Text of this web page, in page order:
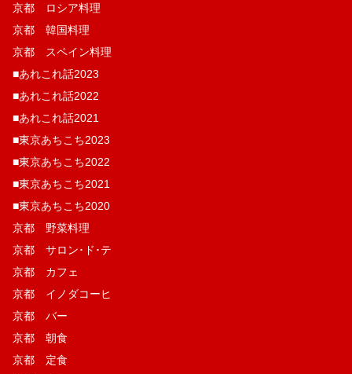
京都 ロシア料理
京都 韓国料理
京都 スペイン料理
■あれこれ話2023
■あれこれ話2022
■あれこれ話2021
■東京あちこち2023
■東京あちこち2022
■東京あちこち2021
■東京あちこち2020
京都 野菜料理
京都 サロン･ド･テ
京都 カフェ
京都 イノダコーヒ
京都 バー
京都 朝食
京都 定食